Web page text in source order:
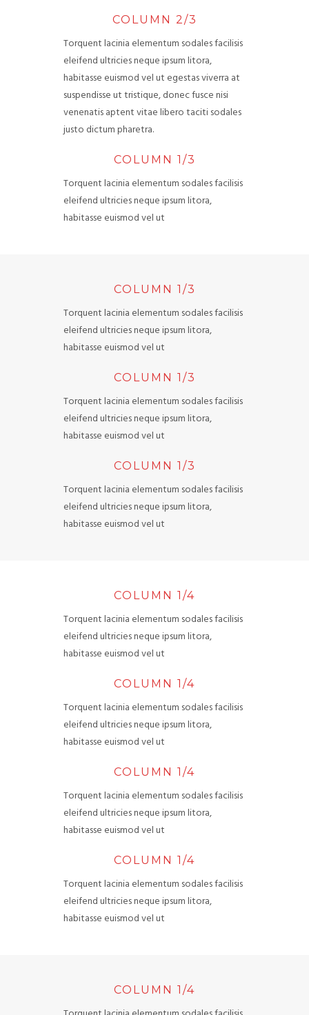
COLUMN 2/3
Torquent lacinia elementum sodales facilisis
eleifend ultricies neque ipsum litora,
habitasse euismod vel ut egestas viverra at
suspendisse ut tristique, donec fusce nisi
venenatis aptent vitae libero taciti sodales
justo dictum pharetra.
COLUMN 1/3
Torquent lacinia elementum sodales facilisis
eleifend ultricies neque ipsum litora,
habitasse euismod vel ut
COLUMN 1/3
Torquent lacinia elementum sodales facilisis
eleifend ultricies neque ipsum litora,
habitasse euismod vel ut
COLUMN 1/3
Torquent lacinia elementum sodales facilisis
eleifend ultricies neque ipsum litora,
habitasse euismod vel ut
COLUMN 1/3
Torquent lacinia elementum sodales facilisis
eleifend ultricies neque ipsum litora,
habitasse euismod vel ut
COLUMN 1/4
Torquent lacinia elementum sodales facilisis
eleifend ultricies neque ipsum litora,
habitasse euismod vel ut
COLUMN 1/4
Torquent lacinia elementum sodales facilisis
eleifend ultricies neque ipsum litora,
habitasse euismod vel ut
COLUMN 1/4
Torquent lacinia elementum sodales facilisis
eleifend ultricies neque ipsum litora,
habitasse euismod vel ut
COLUMN 1/4
Torquent lacinia elementum sodales facilisis
eleifend ultricies neque ipsum litora,
habitasse euismod vel ut
COLUMN 1/4